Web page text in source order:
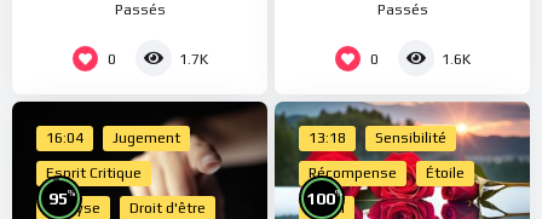
Passés
0 1.7K
Passés
0 1.6K
16:04 Jugement
Esprit Critique
Analyse Droit d'être
95%
13:18 Sensibilité
Récompense Étoile
Merci
100%